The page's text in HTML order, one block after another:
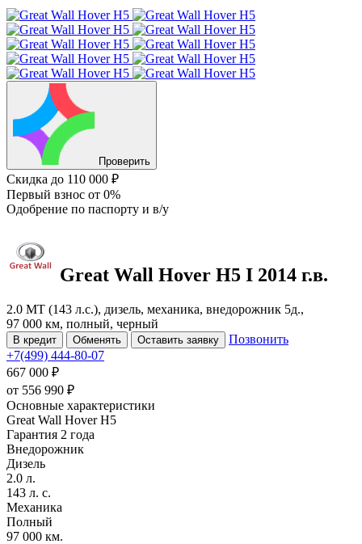
Проверить
Скидка до 110 000 ₽
Первый взнос от 0%
Одобрение по паспорту и в/у
Great Wall Hover H5 I 2014 г.в.
2.0 MT (143 л.с.), дизель, механика, внедорожник 5д.,
97 000 км, полный, черный
В кредит Обменять Оставить заявку
Позвонить
+7(499) 444-80-07
667 000 ₽
от 556 990 ₽
Основные характеристики
Great Wall Hover H5
Гарантия 2 года
Внедорожник
Дизель
2.0 л.
143 л. с.
Механика
Полный
97 000 км.